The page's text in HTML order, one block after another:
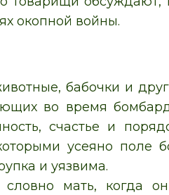
окопной войны.
бабочки и
во время
счастье и
усеяно поле
и уязвима.
мать, когда